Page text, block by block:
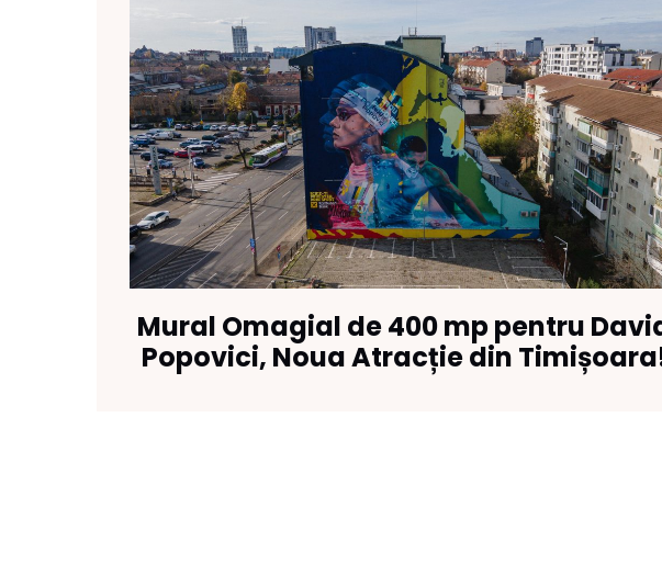
Mural Omagial de 400 mp pentru
Popovici, Noua Atracție din